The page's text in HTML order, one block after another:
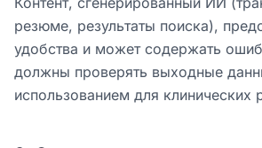
резюме, результаты поиска),
удобства и может содержать
должны проверять выходные
использованием для клинических